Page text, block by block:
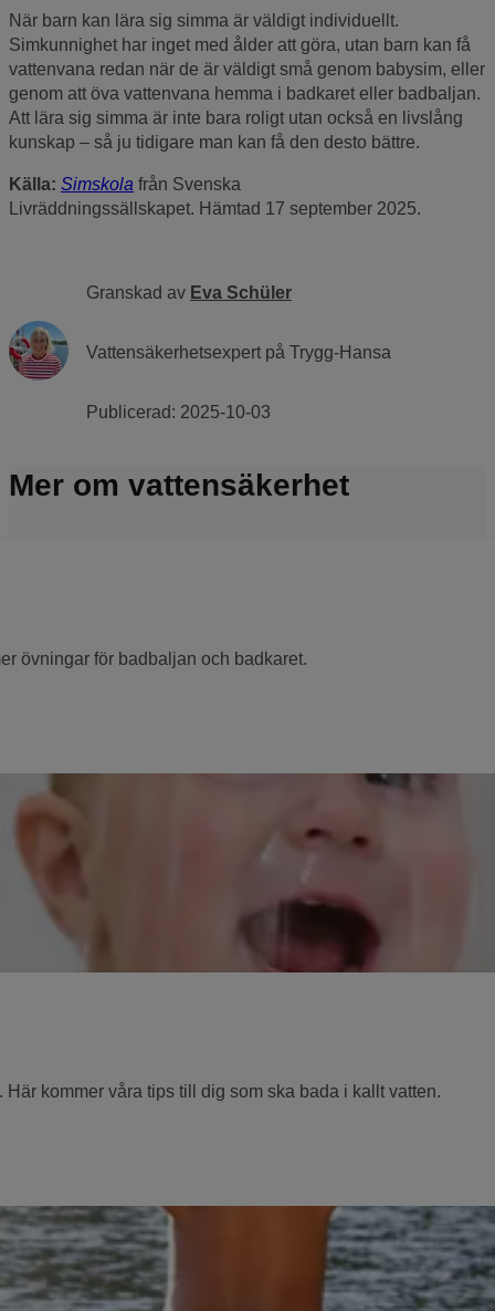
När barn kan lära sig simma är väldigt individuellt.
Simkunnighet har inget med ålder att göra, utan barn kan få
vattenvana redan när de är väldigt små genom babysim, eller
genom att öva vattenvana hemma i badkaret eller badbaljan.
Att lära sig simma är inte bara roligt utan också en livslång
kunskap – så ju tidigare man kan få den desto bättre.
Källa: Simskola från Svenska
Livräddningssällskapet. Hämtad 17 september 2025.
Granskad av Eva Schüler
Vattensäkerhetsexpert på Trygg-Hansa
Publicerad: 2025-10-03
Mer om vattensäkerhet
övningar för badbaljan och badkaret.
kommer våra tips till dig som ska bada i kallt vatten.